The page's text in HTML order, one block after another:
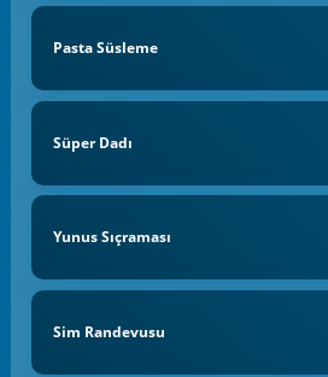
Pasta Süsleme
Süper Dadı
Yunus Sıçraması
Sim Randevusu